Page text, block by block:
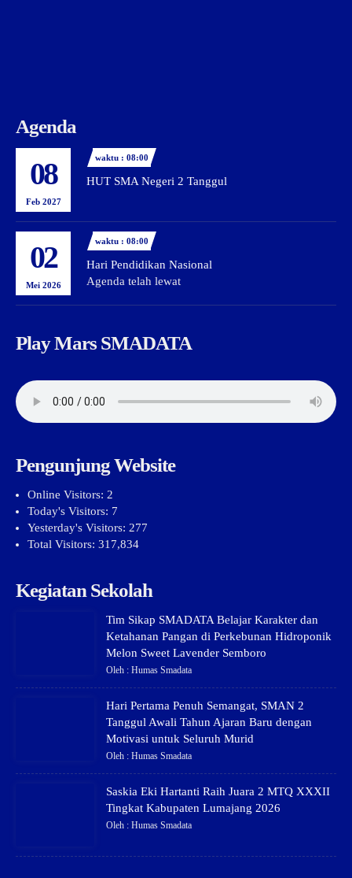
Agenda
08
Feb 2027
waktu : 08:00
HUT SMA Negeri 2 Tanggul
02
Mei 2026
waktu : 08:00
Hari Pendidikan Nasional
Agenda telah lewat
Play Mars SMADATA
Pengunjung Website
Online Visitors: 2
Today's Visitors: 7
Yesterday's Visitors: 277
Total Visitors: 317,834
Kegiatan Sekolah
Tim Sikap SMADATA Belajar Karakter dan
Ketahanan Pangan di Perkebunan Hidroponik
Melon Sweet Lavender Semboro
Oleh : Humas Smadata
Hari Pertama Penuh Semangat, SMAN 2
Tanggul Awali Tahun Ajaran Baru dengan
Motivasi untuk Seluruh Murid
Oleh : Humas Smadata
Saskia Eki Hartanti Raih Juara 2 MTQ XXXII
Tingkat Kabupaten Lumajang 2026
Oleh : Humas Smadata